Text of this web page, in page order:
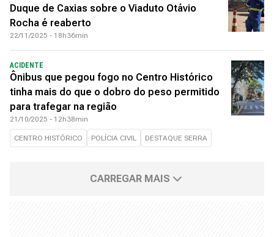
Duque de Caxias sobre o Viaduto Otávio
Rocha é reaberto
22/11/2025 - 18h36min
ACIDENTE
Ônibus que pegou fogo no Centro Histórico
tinha mais do que o dobro do peso permitido
para trafegar na região
21/10/2025 - 12h38min
CENTRO HISTÓRICO POLÍCIA CIVIL DESTAQUE SERRA
CARREGAR MAIS